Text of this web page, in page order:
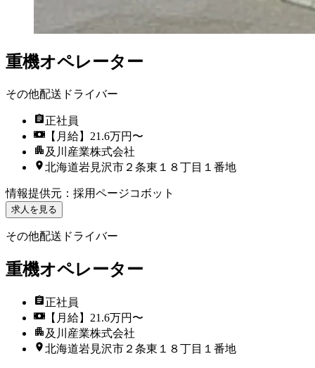
重機オペレーター
その他配送ドライバー
正社員
【月給】21.6万円〜
及川産業株式会社
北海道岩見沢市２条東１８丁目１番地
情報提供元 ： 採用ページコボット
求人を見る
その他配送ドライバー
重機オペレーター
正社員
【月給】21.6万円〜
及川産業株式会社
北海道岩見沢市２条東１８丁目１番地